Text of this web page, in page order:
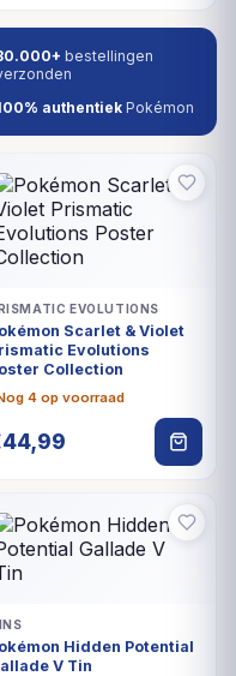
bestellingen
authentiek Pokémon
EVOLUTIONS
Scarlet & Violet
Evolutions
Collection
4 op voorraad
44,99
Hidden Potential
V Tin